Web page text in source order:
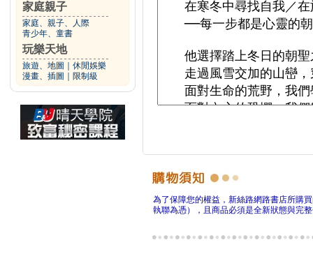
家庭親子
家庭、親子、人際
青少年、童書
玩樂天地
旅遊、地圖
休閒娛樂
漫畫、插圖
限制級
為了保障您的權益，新絲路網路書店所購
執聯為憑），且商品必須是全新狀態與完